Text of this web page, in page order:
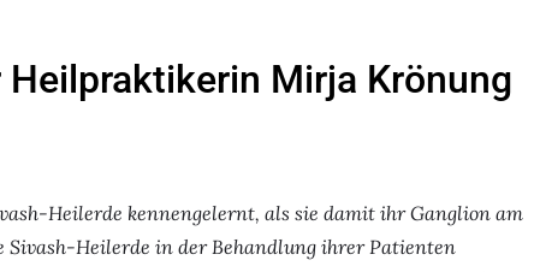
Mirja Krönung
Heilerde kennengelernt, als sie damit ihr Ganglion am
Sivash-Heilerde in der Behandlung ihrer Patienten